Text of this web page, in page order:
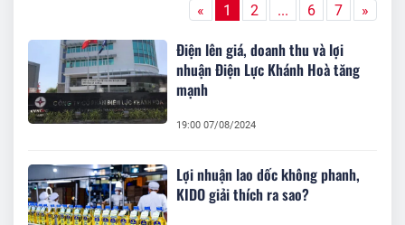
« 1 2 ... 6 7 »
Điện lên giá, doanh thu và lợi
nhuận Điện Lực Khánh Hoà tăng
mạnh
19:00 07/08/2024
Lợi nhuận lao dốc không phanh,
KIDO giải thích ra sao?